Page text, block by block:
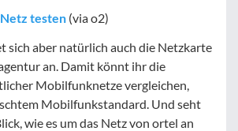
testen (via o2)
sich aber natürlich auch die Netzkarte
an. Damit könnt ihr die
Mobilfunknetze vergleichen,
Mobilfunkstandard. Und seht
wie es um das Netz von ortel an